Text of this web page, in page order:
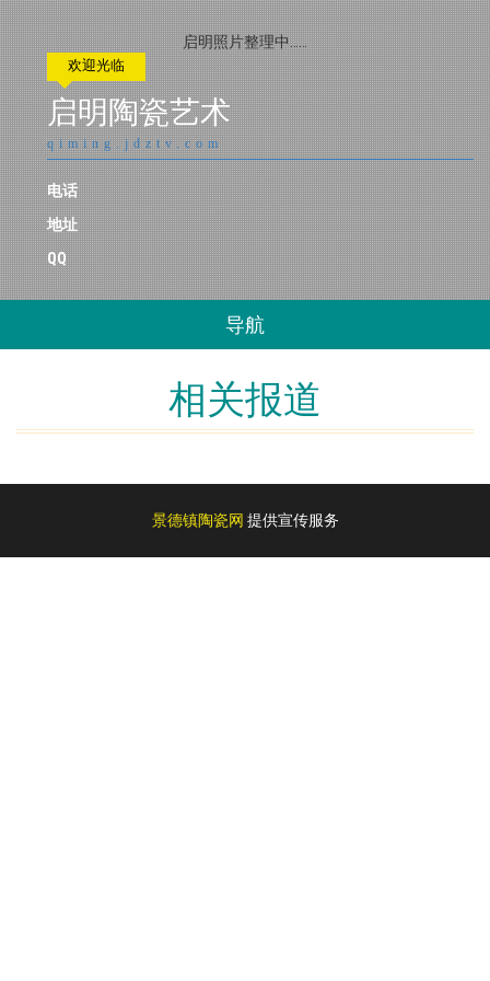
启明照片整理中……
欢迎光临
启明陶瓷艺术
qiming.jdztv.com
电话
地址
QQ
导航
相关报道
景德镇陶瓷网 提供宣传服务